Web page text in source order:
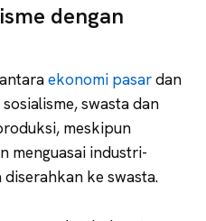
dengan
ekonomi pasardan
swasta dan
meskipun
menguasai industri-
ke swasta.